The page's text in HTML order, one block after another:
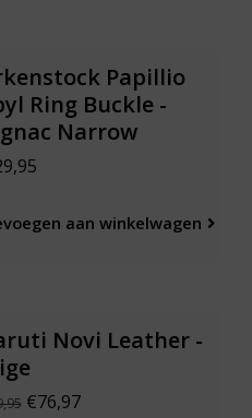
Papillio
Ring Buckle -
Narrow
aan winkelwagen
Novi Leather -
€76,97